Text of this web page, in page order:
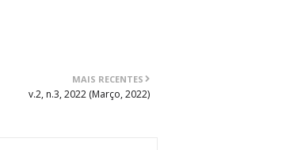
MAIS RECENTES
v.2, n.3, 2022 (Março, 2022)